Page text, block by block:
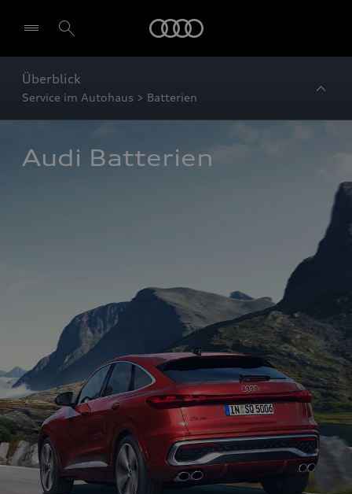
Überblick
Service im Autohaus > Batterien
Audi Batterien